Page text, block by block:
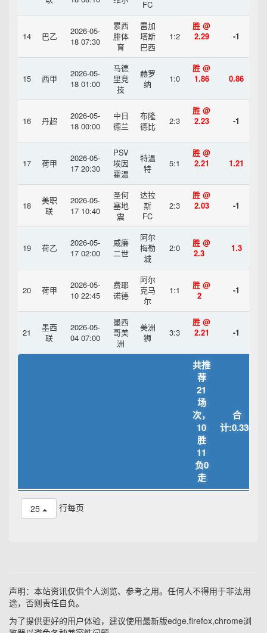
FC
14 巴乙
2026-05-
18 07:30
累西
腓体
育
雷加
塔斯
巴西
1:2
胜 @
2.29
-1
15 西甲
2026-05-
18 01:00
马德
里竞
技
赫罗
纳
1:0
胜 @
1.86
0.86
16 丹超
2026-05-
18 00:00
中日
德兰
布隆
德比
2:3
胜 @
2.23
-1
17 荷甲
2026-05-
17 20:30
PSV
埃因
霍温
特温
特
5:1
胜 @
2.21
1.21
18
美职
联
2026-05-
17 10:40
圣何
塞地
震
达拉
斯
FC
2:3
胜 @
2.03
-1
19 荷乙
2026-05-
17 02:00
威廉
二世
阿尔
梅勒
城
2:0
胜 @
2.3
1.3
20 荷甲
2026-05-
10 22:45
费耶
诺德
阿尔
克马
尔
1:1
胜 @
2
-1
21
墨西
联
2026-05-
04 07:00
墨西
哥美
洲
美洲
狮
3:3
胜 @
2.21
-1
共推
荐
21
场
次，
10
胜
11
负0
走
合
计:0.330
25 行每页
声明：本站资讯仅供个人浏览、参考之用。任何人不得用于非法用
途，否则责任自负。
为了提供更好的用户体验，建议使用最新版edge,firefox,chrome浏